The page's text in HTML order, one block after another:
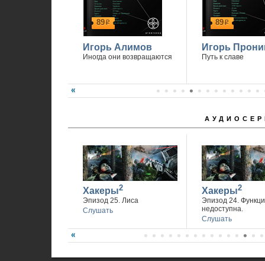
89р
Игорь Алимов
Иногда они возвращаются
89р
Игорь
Путь к славе
Хакеры2
Эпизод 25. Лиса
Слушать
Хакеры2
Эпизод 24.
недоступна.
Слушать